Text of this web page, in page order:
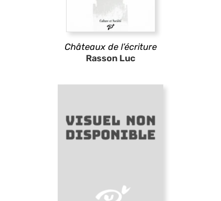
Châteaux de l’écriture
Rasson Luc